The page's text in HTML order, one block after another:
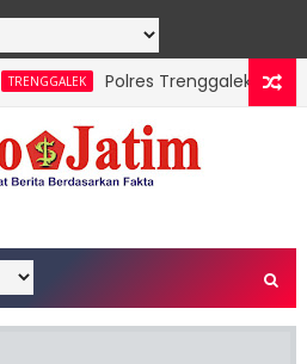
Polres Trenggalek Padukan
Diimbau Hentikan Praktik